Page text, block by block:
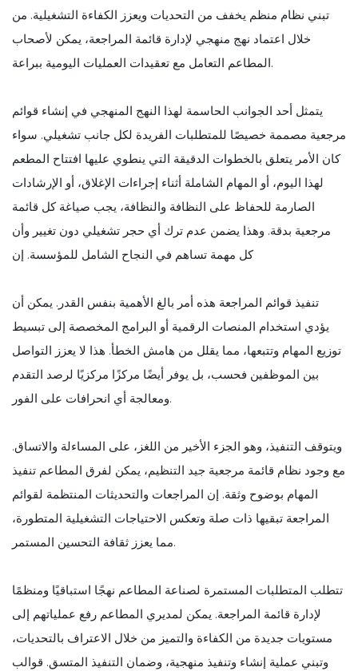
تبني نظام منظم يخفف من التحديات ويعزز الكفاءة التشغيلية. من
خلال اعتماد نهج منهجي لإدارة قائمة المراجعة، يمكن لأصحاب
المطاعم التعامل مع تعقيدات العمليات اليومية ببراعة.
يتمثل أحد الجوانب الحاسمة لهذا النهج المنهجي في إنشاء قوائم
مرجعية مصممة خصيصًا للمتطلبات الفريدة لكل جانب تشغيلي. سواء
كان الأمر يتعلق بالخطوات الدقيقة التي ينطوي عليها افتتاح المطعم
لهذا اليوم، أو المهام الشاملة أثناء إجراءات الإغلاق، أو الإرشادات
الصارمة للحفاظ على النظافة والنظافة، يجب صياغة كل قائمة
مرجعية بدقة. وهذا يضمن عدم ترك أي حجر تشغيلي دون تغيير وأن
كل مهمة تساهم في النجاح الشامل للمؤسسة. إن
تنفيذ قوائم المراجعة هذه أمر بالغ الأهمية بنفس القدر. يمكن أن
يؤدي استخدام المنصات الرقمية أو البرامج المخصصة إلى تبسيط
توزيع المهام وتتبعها، مما يقلل من هامش الخطأ. هذا لا يعزز التواصل
بين الموظفين فحسب، بل يوفر أيضًا مركزًا مركزيًا لرصد التقدم
ومعالجة أي انحرافات على الفور.
ويتوقف التنفيذ، وهو الجزء الأخير من اللغز، على المساءلة والاتساق.
مع وجود نظام قائمة مرجعية جيد التنظيم، يمكن لفرق المطاعم تنفيذ
المهام بوضوح وثقة. إن المراجعات والتحديثات المنتظمة لقوائم
المراجعة تبقيها ذات صلة وتعكس الاحتياجات التشغيلية المتطورة،
مما يعزز ثقافة التحسين المستمر.
تتطلب المتطلبات المستمرة لصناعة المطاعم نهجًا استباقيًا ومنظمًا
لإدارة قائمة المراجعة. يمكن لمديري المطاعم رفع عملياتهم إلى
مستويات جديدة من الكفاءة والتميز من خلال الاعتراف بالتحديات،
وتبني عملية إنشاء وتنفيذ منهجية، وضمان التنفيذ المتسق. قوالب